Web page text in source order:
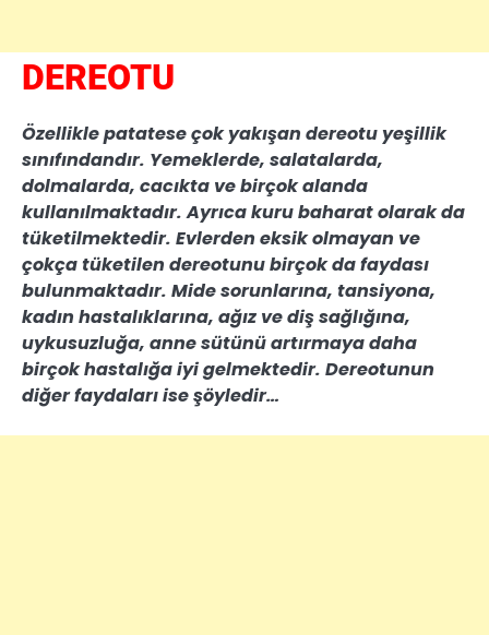
DEREOTU
Özellikle patatese çok yakışan dereotu yeşillik
sınıfındandır. Yemeklerde, salatalarda,
dolmalarda, cacıkta ve birçok alanda
kullanılmaktadır. Ayrıca kuru baharat olarak da
tüketilmektedir. Evlerden eksik olmayan ve
çokça tüketilen dereotunu birçok da faydası
bulunmaktadır. Mide sorunlarına, tansiyona,
kadın hastalıklarına, ağız ve diş sağlığına,
uykusuzluğa, anne sütünü artırmaya daha
birçok hastalığa iyi gelmektedir. Dereotunun
diğer faydaları ise şöyledir…